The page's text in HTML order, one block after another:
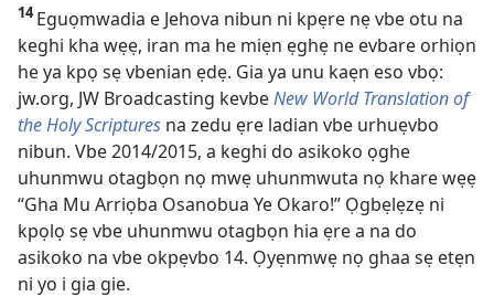
14Eguọmwadia e Jehova nibun ni kpẹre nẹ vbe otu na
keghi kha wẹẹ, iran ma he miẹn ẹghẹ ne evbare orhiọn
he ya kpọ sẹ vbenian ẹdẹ. Gia ya unu kaẹn eso vbọ:
jw.org, JW Broadcasting kevbeNew World Translation of
the Holy Scriptures na zedu ẹre ladian vbe urhuẹvbo
nibun. Vbe 2014/2015, a keghi do asikoko ọghe
uhunmwu otagbọn nọ mwẹ uhunmwuta nọ khare wẹẹ
“Gha Mu Arriọba Osanobua Ye Okaro!” Ọgbẹlẹzẹ ni
kpọlọ sẹ vbe uhunmwu otagbọn hia ẹre a na do
asikoko na vbe okpẹvbo 14. Ọyẹnmwẹ nọ ghaa sẹ etẹn
ni yo i gia gie.